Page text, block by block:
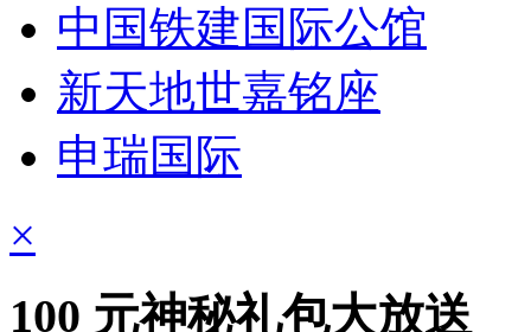
中国铁建国际公馆
新天地世嘉铭座
申瑞国际
×
100 元神秘礼包大放送